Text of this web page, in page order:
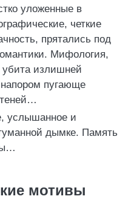
уложенные в
четкие
прятались под
Мифология,
убита излишней
напором пугающе
услышанное и
дымке. Память
мотивы